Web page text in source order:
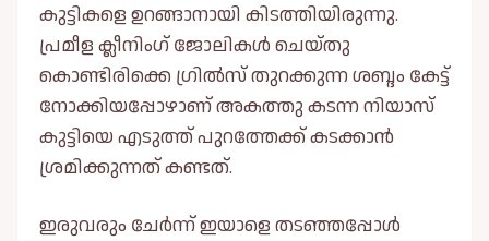
കുട്ടികളെ ഉറങ്ങാനായി കിടത്തിയിരുന്നു.
പ്രമീള ക്ലീനിംഗ് ജോലികള്‍ ചെയ്തു
കൊണ്ടിരിക്കെ ഗ്രില്‍സ് തുറക്കുന്ന ശബ്ദം കേട്ട്
നോക്കിയപ്പോഴാണ് അകത്തു കടന്ന നിയാസ്
കുട്ടിയെ എടുത്ത് പുറത്തേക്ക് കടക്കാൻ
ശ്രമിക്കുന്നത് കണ്ടത്.
ഇരുവരും ചേർന്ന് ഇയാളെ തടഞ്ഞപ്പോള്‍